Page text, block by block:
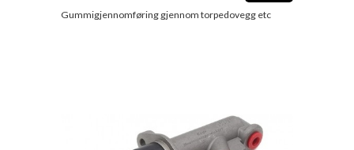
Gummigjennomføring gjennom torpedovegg etc